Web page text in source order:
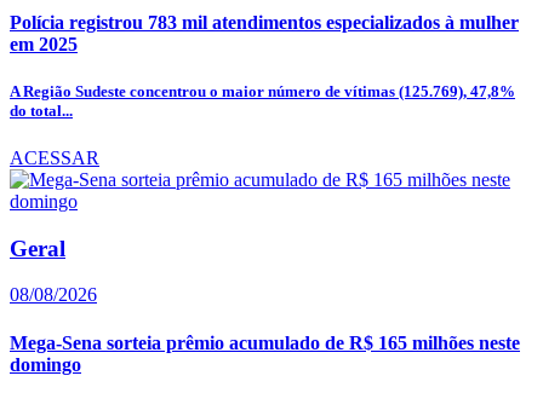
Polícia registrou 783 mil atendimentos especializados à mulher
em 2025
A Região Sudeste concentrou o maior número de vítimas (125.769), 47,8%
do total...
ACESSAR
Geral
08/08/2026
Mega-Sena sorteia prêmio acumulado de R$ 165 milhões neste
domingo